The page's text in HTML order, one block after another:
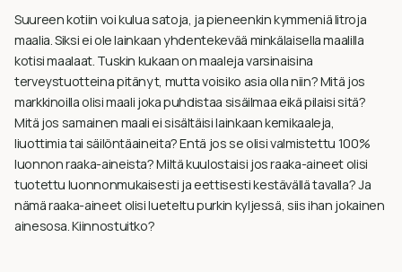
Suureen kotiin voi kulua satoja, ja pieneenkin kymmeniä litroja
maalia. Siksi ei ole lainkaan yhdentekevää minkälaisella maalilla
kotisi maalaat. Tuskin kukaan on maaleja varsinaisina
terveystuotteina pitänyt, mutta voisiko asia olla niin? Mitä jos
markkinoilla olisi maali joka puhdistaa sisäilmaa eikä pilaisi sitä?
Mitä jos samainen maali ei sisältäisi lainkaan kemikaaleja,
liuottimia tai säilöntäaineita? Entä jos se olisi valmistettu 100%
luonnon raaka-aineista? Miltä kuulostaisi jos raaka-aineet olisi
tuotettu luonnonmukaisesti ja eettisesti kestävällä tavalla? Ja
nämä raaka-aineet olisi lueteltu purkin kyljessä, siis ihan jokainen
ainesosa. Kiinnostuitko?